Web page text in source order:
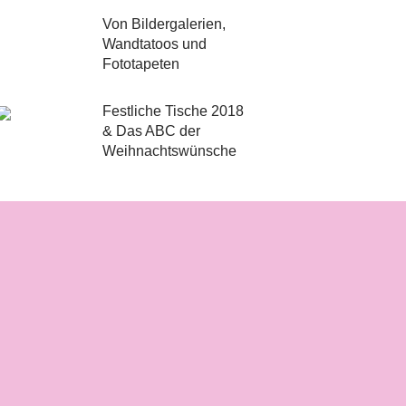
Von Bildergalerien,
Wandtatoos und
Fototapeten
Festliche Tische 2018
& Das ABC der
Weihnachtswünsche